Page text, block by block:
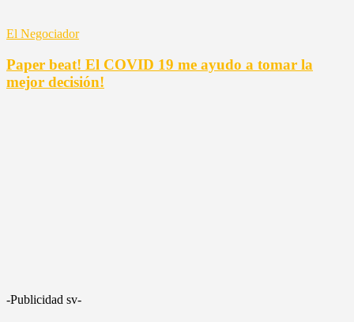
El Negociador
Paper beat! El COVID 19 me ayudo a tomar la
mejor decisión!
-Publicidad sv-